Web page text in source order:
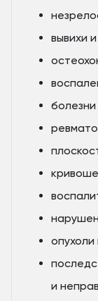
вывихи
болезни
опухоли
и